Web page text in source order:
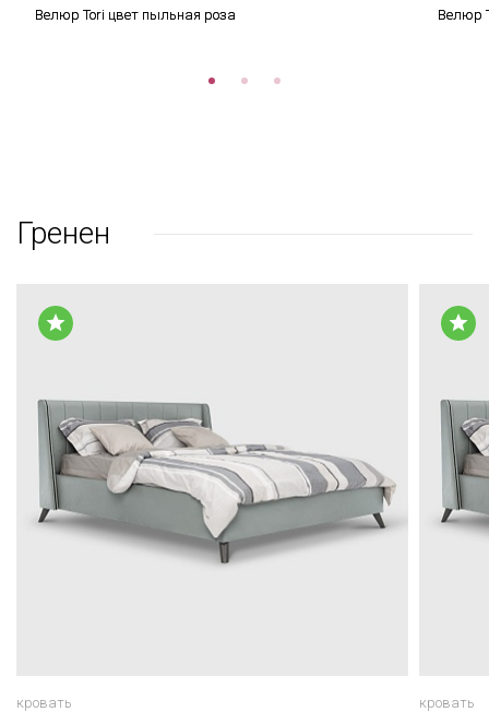
Велюр Tori цвет пыльная роза Велюр
Гренен
кровать кровать